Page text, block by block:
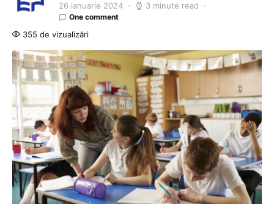
26 ianuarie 2024 3 minute read
One comment
355 de vizualizări